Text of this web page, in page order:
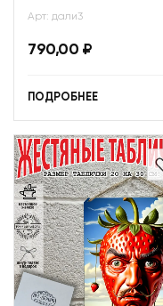
Арт: дали3
790,00 ₽
ПОДРОБНЕЕ